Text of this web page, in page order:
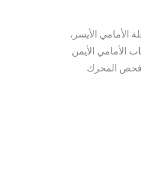
الأمامي الأيسر،
الأمامي الأيمن
فحص المحرك